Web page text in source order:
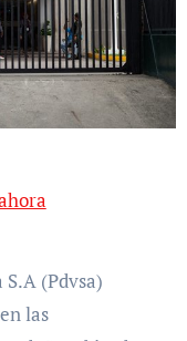
las